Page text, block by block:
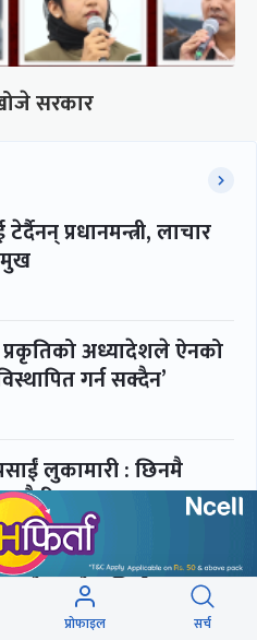
सरकार
प्रधानमन्त्री, लाचार
प्रकृतिको अध्यादेशले ऐनको
गर्न सक्दैन’
लुकामारी : छिनमै
रिहा
नेतृत्वले थलियो स्वास्थ्य
प्रोफाइल सर्च